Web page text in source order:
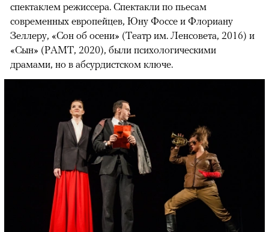
спектаклем режиссера. Спектакли по пьесам
современных европейцев, Юну Фоссе и Флориану
Зеллеру, «Сон об осени» (Театр им. Ленсовета, 2016) и
«Сын» (РАМТ, 2020), были психологическими
драмами, но в абсурдистском ключе.